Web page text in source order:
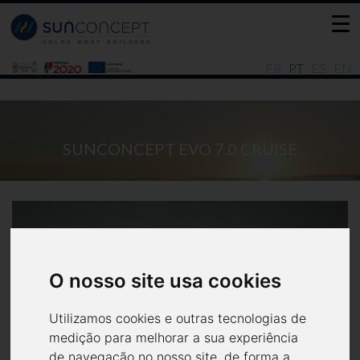
PT
O nosso site usa cookies
Utilizamos cookies e outras tecnologias de
medição para melhorar a sua experiência
de navegação no nosso site, de forma a
SUNCONCEPT EVO 7.0 CRUISE